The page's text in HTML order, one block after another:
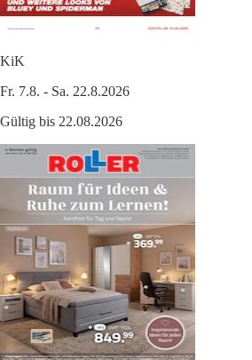
KiK
Fr. 7.8. - Sa. 22.8.2026
Gültig bis 22.08.2026